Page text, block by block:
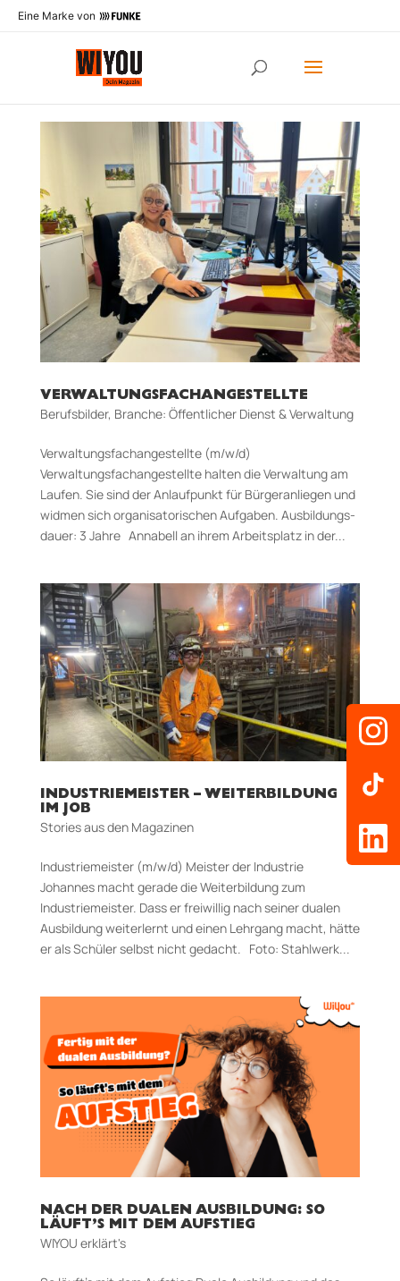
Eine Marke von
VERWALTUNGSFACHANGESTELLTE
Berufsbilder, Branche: Öffentlicher Dienst & Verwaltung
Verwaltungsfachangestellte (m/w/d)
Verwaltungsfachangestellte halten die Verwaltung am
Laufen. Sie sind der Anlaufpunkt für Bürgeranliegen und
widmen sich organisatorischen Aufgaben. Aus­bildungs­
dauer: 3 Jahre Annabell an ihrem Arbeitsplatz in der...
INDUSTRIEMEISTER – WEITERBILDUNG
IM JOB
Stories aus den Magazinen
Industriemeister (m/w/d) Meister der Industrie
Johannes macht gerade die Weiterbildung zum
Industriemeister. Dass er freiwillig nach seiner dualen
Ausbildung weiterlernt und einen Lehrgang macht, hätte
er als Schüler selbst nicht gedacht. Foto: Stahlwerk...
NACH DER DUALEN AUSBILDUNG: SO
LÄUFT’S MIT DEM AUFSTIEG
WIYOU erklärt's